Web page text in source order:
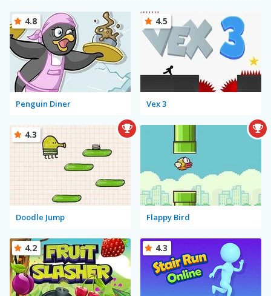
Penguin Diner
4.8
Vex 3
4.5
Doodle Jump
4.3
Flappy Bird
4.2 4.3